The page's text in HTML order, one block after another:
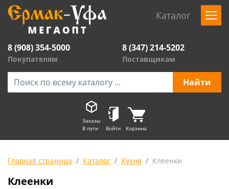
Каталог
8 (908) 354-5000
Покупателям
8 (347) 214-5202
Поставщикам
Заказы
В пути
Войти Корзина
Главная страница Каталог Кухня Клеенки
Клеенки